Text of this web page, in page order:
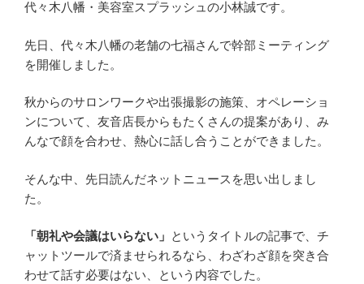
代々木八幡・美容室スプラッシュの小林誠です。
先日、代々木八幡の老舗の七福さんで幹部ミーティング
を開催しました。
秋からのサロンワークや出張撮影の施策、オペレーショ
ンについて、友音店長からもたくさんの提案があり、み
んなで顔を合わせ、熱心に話し合うことができました。
そんな中、先日読んだネットニュースを思い出しまし
た。
「朝礼や会議はいらない」
というタイトルの記事で、チ
ャットツールで済ませられるなら、わざわざ顔を突き合
わせて話す必要はない、という内容でした。